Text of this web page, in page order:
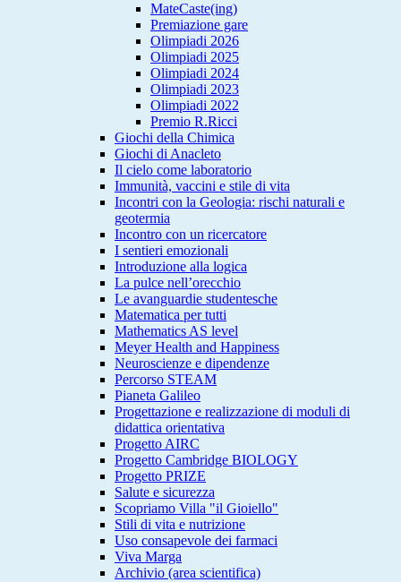
MateCaste(ing)
Premiazione gare
Olimpiadi 2026
Olimpiadi 2025
Olimpiadi 2024
Olimpiadi 2023
Olimpiadi 2022
Premio R.Ricci
Giochi della Chimica
Giochi di Anacleto
Il cielo come laboratorio
Immunità, vaccini e stile di vita
Incontri con la Geologia: rischi naturali e
geotermia
Incontro con un ricercatore
I sentieri emozionali
Introduzione alla logica
La pulce nell’orecchio
Le avanguardie studentesche
Matematica per tutti
Mathematics AS level
Meyer Health and Happiness
Neuroscienze e dipendenze
Percorso STEAM
Pianeta Galileo
Progettazione e realizzazione di moduli di
didattica orientativa
Progetto AIRC
Progetto Cambridge BIOLOGY
Progetto PRIZE
Salute e sicurezza
Scopriamo Villa "il Gioiello"
Stili di vita e nutrizione
Uso consapevole dei farmaci
Viva Marga
Archivio (area scientifica)